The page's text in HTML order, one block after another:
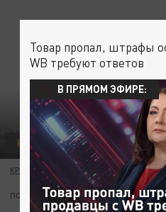
НАУКА
КРИСТИНА КАШИНА 18 ФЕВРАЛЯ 15:37
ПОДПИШИТЕСЬ:
Товар пропал, штрафы
WB требуют ответов
В ПРЯМОМ ЭФИРЕ: